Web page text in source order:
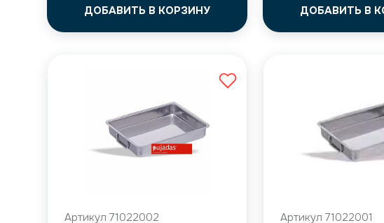
ДОБАВИТЬ В КОРЗИНУ ДОБАВИТЬ В
Артикул 71022002 Артикул 71022001